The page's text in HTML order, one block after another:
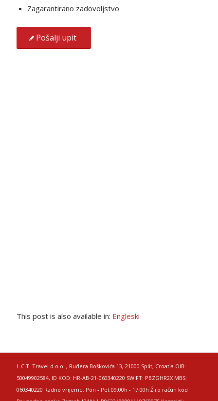
Zagarantirano zadovoljstvo
Pošalji upit
This post is also available in: Engleski
L.C.T. Travel d.o.o. , Ruđera Boškovića 13, 21000 Split, Croatia OIB:
50049902584, ID KOD: HR-AB-21-060340220 SWIFT: PBZGHR2X MBS:
060340220 Radno vrijeme: Pon - Pet 09:00h - 17:00h Žiro račun kod